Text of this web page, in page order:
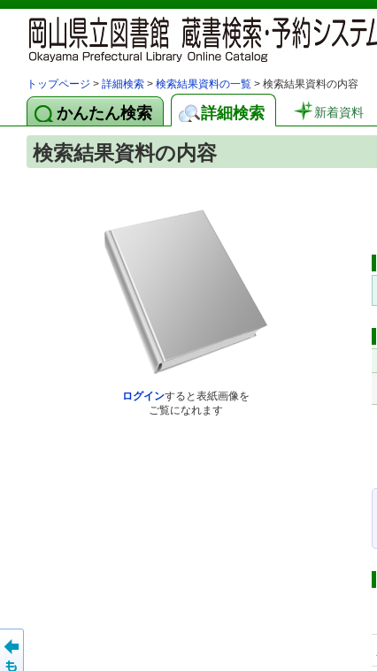
トップページ > 詳細検索 > 検索結果資料の一覧 > 検索結果資料の内容
かんたん検索 詳細検索 新着資料
検索結果資料の内容
ログインすると表紙画像を
ご覧になれます